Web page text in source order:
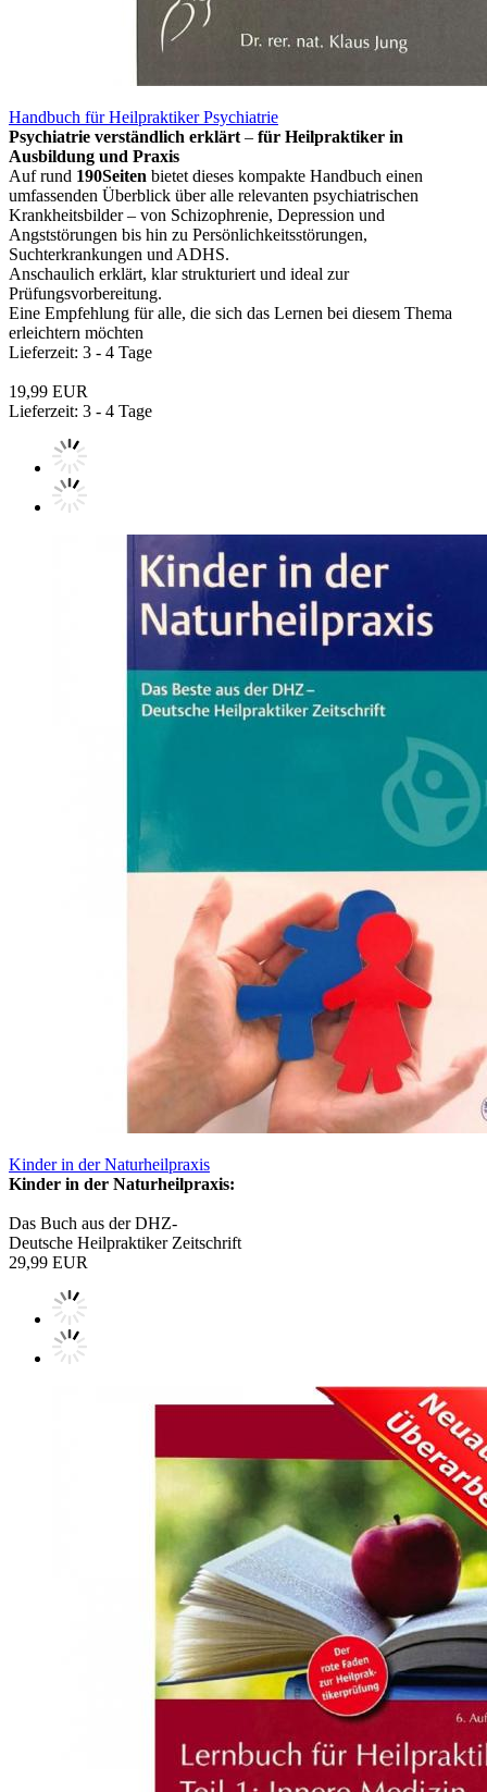
Handbuch für Heilpraktiker Psychiatrie
Psychiatrie verständlich erklärt – für Heilpraktiker in
Ausbildung und Praxis
Auf rund 190Seiten bietet dieses kompakte Handbuch einen
umfassenden Überblick über alle relevanten psychiatrischen
Krankheitsbilder – von Schizophrenie, Depression und
Angststörungen bis hin zu Persönlichkeitsstörungen,
Suchterkrankungen und ADHS.
Anschaulich erklärt, klar strukturiert und ideal zur
Prüfungsvorbereitung.
Eine Empfehlung für alle, die sich das Lernen bei diesem Thema
erleichtern möchten
Lieferzeit: 3 - 4 Tage
19,99 EUR
Lieferzeit: 3 - 4 Tage
Kinder in der Naturheilpraxis
Kinder in der Naturheilpraxis:
Das Buch aus der DHZ-
Deutsche Heilpraktiker Zeitschrift
29,99 EUR